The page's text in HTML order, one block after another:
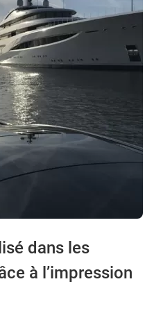
dans les
à l’impression